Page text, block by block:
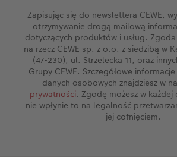
Zapisując się do newslettera CEWE,
otrzymywanie drogą mailową
dotyczących produktów i usług.
na rzecz CEWE sp. z o.o. z siedzibą w
(47-230), ul. Strzelecka 11, oraz
Grupy CEWE. Szczegółowe
danych osobowych znajdziesz w
prywatności. Zgodę możesz w każdej
nie wpłynie to na legalność
jej cofnięciem.